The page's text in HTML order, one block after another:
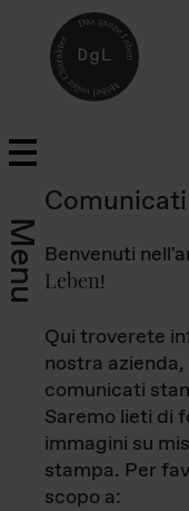
Menu Benvenuti
Leben!
Qui troverete
nostra
comunicati
Saremo lieti di
immagini su
stampa. Per
scopo a: